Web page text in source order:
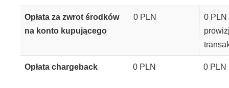
Opłata za zwrot środków
na konto kupującego
0 PLN
0 PLN
Opłata chargeback 0 PLN 0 PLN